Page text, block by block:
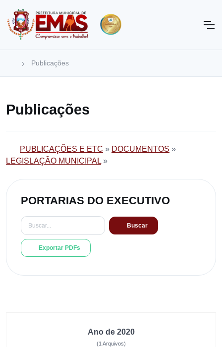
Publicações
Publicações
PUBLICAÇÕES E ETC » DOCUMENTOS »
LEGISLAÇÃO MUNICIPAL »
PORTARIAS DO EXECUTIVO
Buscar
Exportar PDFs
Ano de 2020
(1 Arquivos)